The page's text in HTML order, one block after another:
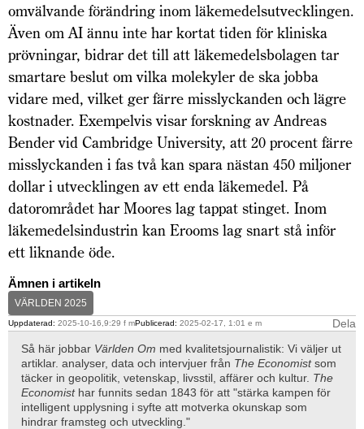
omvälvande förändring inom läkemedelsutvecklingen.
Även om AI ännu inte har kortat tiden för kliniska
prövningar, bidrar det till att läkemedelsbolagen tar
smartare beslut om vilka molekyler de ska jobba
vidare med, vilket ger färre misslyckanden och lägre
kostnader. Exempelvis visar forskning av Andreas
Bender vid Cambridge University, att 20 procent färre
misslyckanden i fas två kan spara nästan 450 miljoner
dollar i utvecklingen av ett enda läkemedel. På
datorområdet har Moores lag tappat stinget. Inom
läkemedelsindustrin kan Erooms lag snart stå inför
ett liknande öde.
Ämnen i artikeln
VÄRLDEN 2025
Uppdaterad: 2025-10-16,9:29 f mPublicerad: 2025-02-17, 1:01 e m
Dela
Så här jobbar Världen Om med kvalitetsjournalistik: Vi väljer ut
artiklar. analyser, data och intervjuer från The Economistsom
täcker in geopolitik, vetenskap, livsstil, affärer och kultur. The
Economisthar funnits sedan 1843 för att "stärka kampen för
intelligent upplysning i syfte att motverka okunskap som
hindrar framsteg och utveckling."